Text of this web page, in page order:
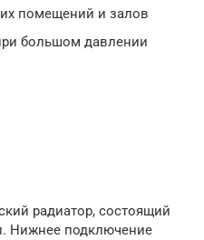
помещений и залов
большом давлении
радиатор, состоящий
Нижнее подключение